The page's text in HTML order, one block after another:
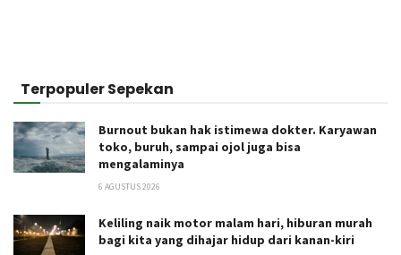
Terpopuler Sepekan
Burnout bukan hak istimewa dokter. Karyawan
toko, buruh, sampai ojol juga bisa
mengalaminya
6 AGUSTUS 2026
Keliling naik motor malam hari, hiburan murah
bagi kita yang dihajar hidup dari kanan-kiri